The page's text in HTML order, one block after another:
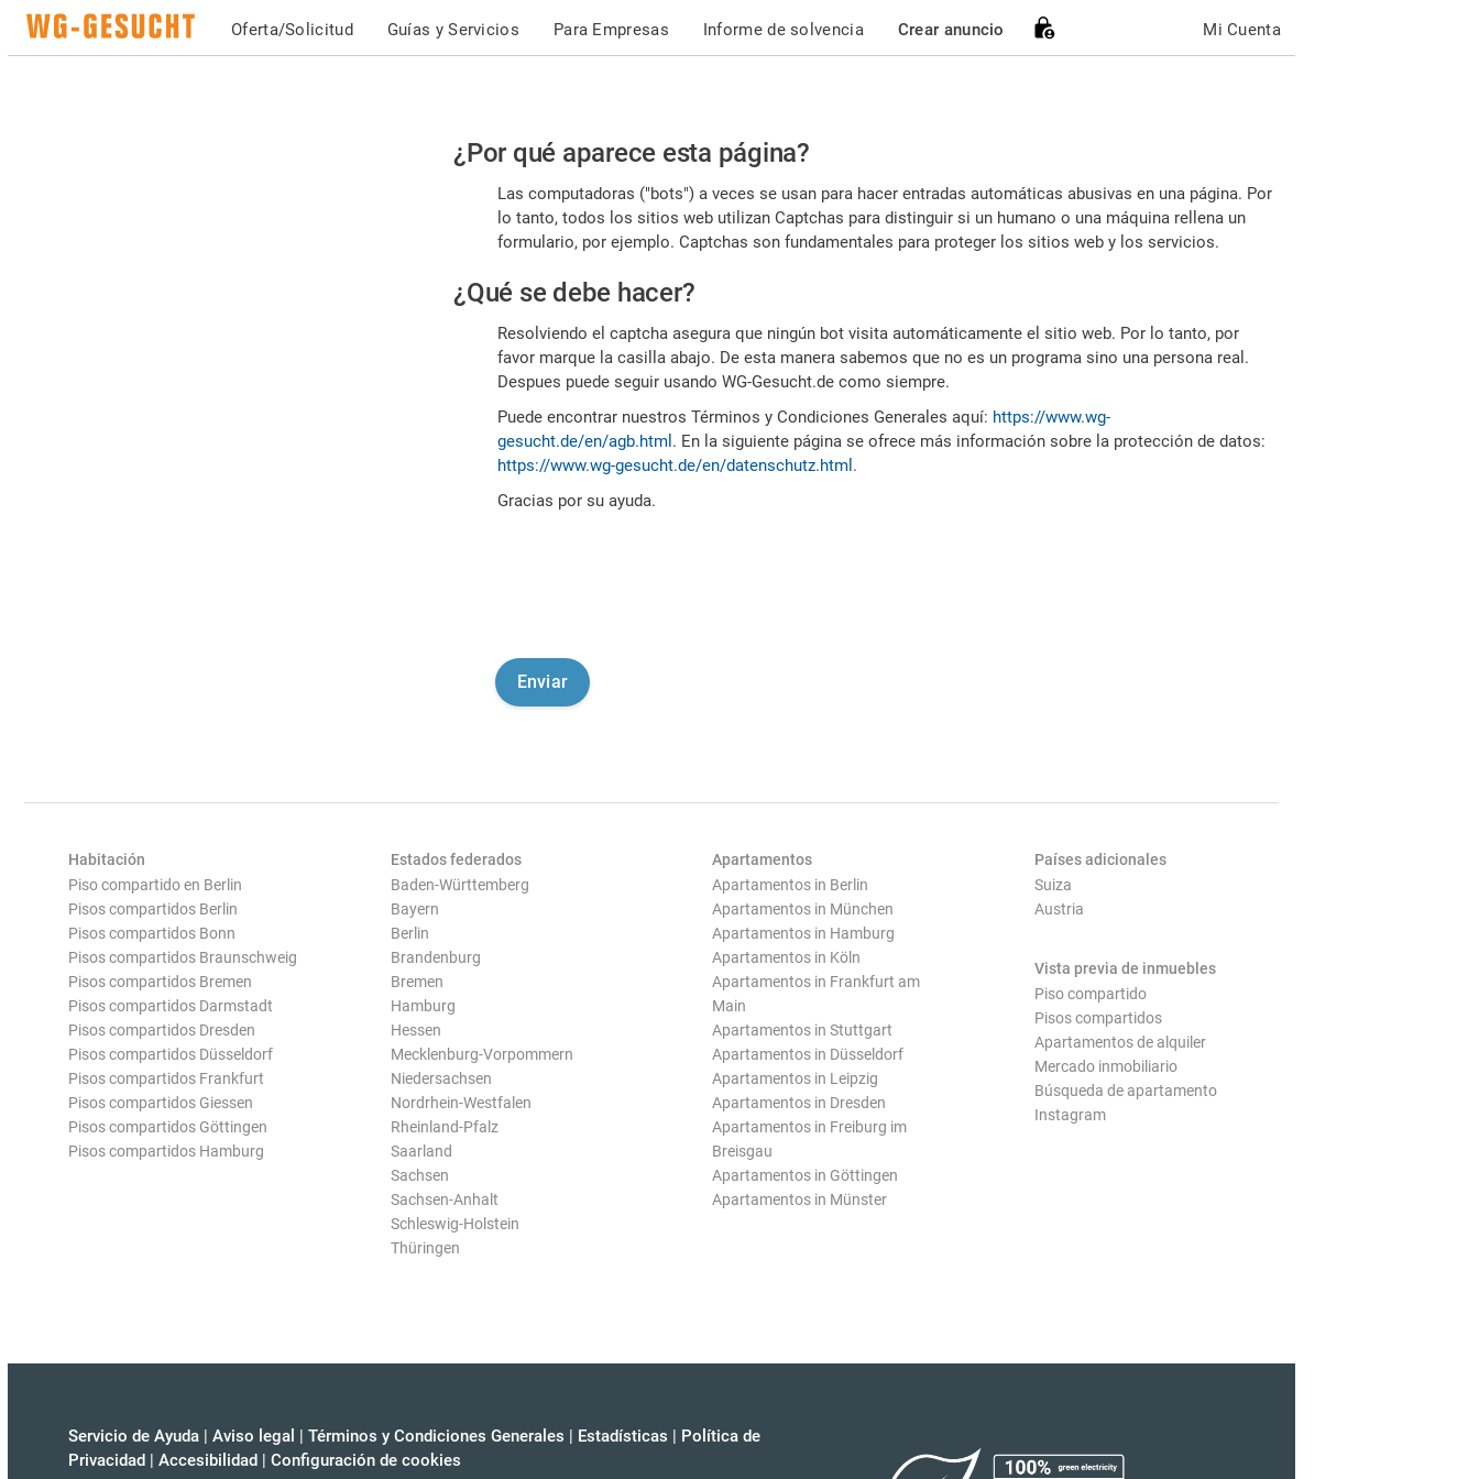
Oferta/Solicitud Guías y Servicios Para Empresas Informe de solvencia Crear anuncio Mi Cuenta
Por
favor,
confirme
es
humano
¿Por qué aparece esta página?
Las computadoras ("bots") a veces se usan para hacer entradas automáticas abusivas en una página. Por
lo tanto, todos los sitios web utilizan Captchas para distinguir si un humano o una máquina rellena un
formulario, por ejemplo. Captchas son fundamentales para proteger los sitios web y los servicios.
¿Qué se debe hacer?
Resolviendo el captcha asegura que ningún bot visita automáticamente el sitio web. Por lo tanto, por
favor marque la casilla abajo. De esta manera sabemos que no es un programa sino una persona real.
Despues puede seguir usando WG-Gesucht.de como siempre.
Puede encontrar nuestros Términos y Condiciones Generales aquí: https://www.wg-
gesucht.de/en/agb.html . En la siguiente página se ofrece más información sobre la protección de datos:
https://www.wg-gesucht.de/en/datenschutz.html .
Gracias por su ayuda.
Habitación
Piso compartido en Berlin
Pisos compartidos Berlin
Pisos compartidos Bonn
Pisos compartidos Braunschweig
Pisos compartidos Bremen
Pisos compartidos Darmstadt
Pisos compartidos Dresden
Pisos compartidos Düsseldorf
Pisos compartidos Frankfurt
Pisos compartidos Giessen
Pisos compartidos Göttingen
Pisos compartidos Hamburg
Estados federados
Baden-Württemberg
Bayern
Berlin
Brandenburg
Bremen
Hamburg
Hessen
Mecklenburg-Vorpommern
Niedersachsen
Nordrhein-Westfalen
Rheinland-Pfalz
Saarland
Sachsen
Sachsen-Anhalt
Schleswig-Holstein
Thüringen
Apartamentos
Apartamentos in Berlin
Apartamentos in München
Apartamentos in Hamburg
Apartamentos in Köln
Apartamentos in Frankfurt am
Main
Apartamentos in Stuttgart
Apartamentos in Düsseldorf
Apartamentos in Leipzig
Apartamentos in Dresden
Apartamentos in Freiburg im
Breisgau
Apartamentos in Göttingen
Apartamentos in Münster
Países adicionales
Suiza
Austria
Vista previa de inmuebles
Piso compartido
Pisos compartidos
Apartamentos de alquiler
Mercado inmobiliario
Búsqueda de apartamento
Instagram
Servicio de Ayuda | Aviso legal | Términos y Condiciones Generales | Estadísticas | Política de
Privacidad | Accesibilidad | Configuración de cookies